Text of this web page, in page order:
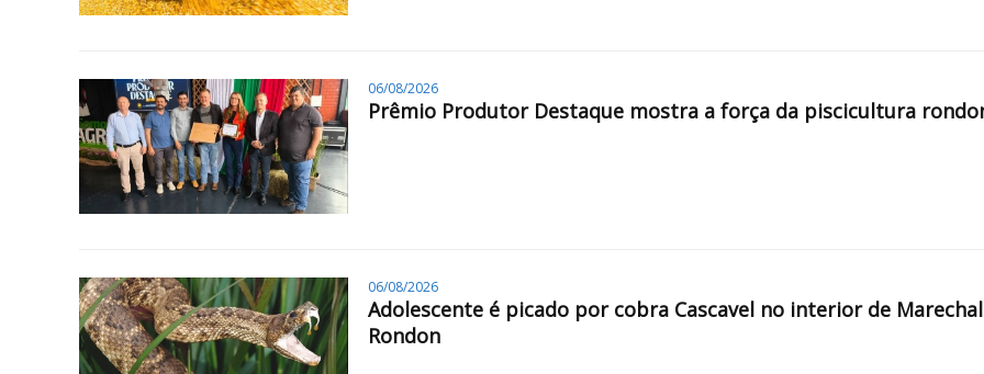
06/08/2026
Prêmio Produtor Destaque mostra a força da piscicultura
06/08/2026
Adolescente é picado por cobra Cascavel no interior de Marechal
Rondon